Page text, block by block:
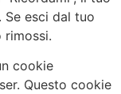
Se esci dal tuo
rimossi.
cookie
Questo cookie